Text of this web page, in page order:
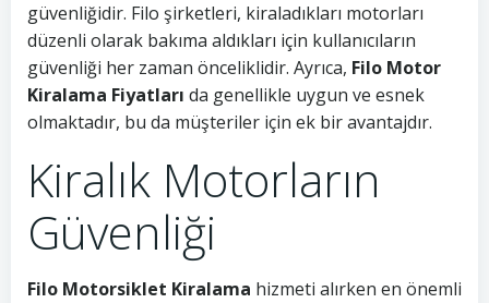
güvenliğidir. Filo şirketleri, kiraladıkları motorları
düzenli olarak bakıma aldıkları için kullanıcıların
güvenliği her zaman önceliklidir. Ayrıca, Filo Motor
Kiralama Fiyatları da genellikle uygun ve esnek
olmaktadır, bu da müşteriler için ek bir avantajdır.
Kiralık Motorların
Güvenliği
Filo Motorsiklet Kiralama hizmeti alırken en önemli